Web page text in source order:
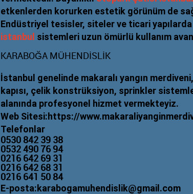
etkenlerden korurken estetik görünüm de
Endüstriyel tesisler, siteler ve ticari
istanbul sistemleri uzun ömürlü kullanım
KARABOĞA MÜHENDİSLİK
İstanbul genelinde makaralı yangın
kapısı, çelik konstrüksiyon, sprinkler
alanında profesyonel hizmet vermekteyiz.
Web Sitesi:https://
Telefonlar
0530 842 39 38
0532 490 76 94
0216 642 69 31
0216 642 68 31
0216 641 50 84
E-posta:karabogamuhendislik@gmail.com